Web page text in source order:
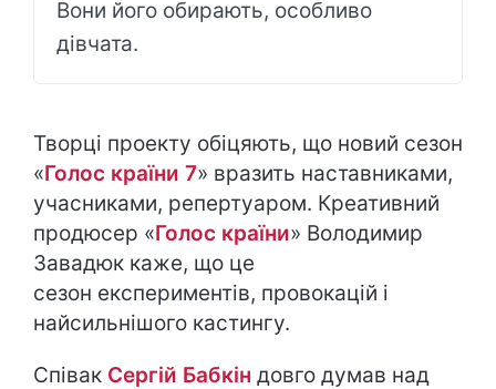
Вони його обирають, особливо
дівчата.
Творці проекту обіцяють, що новий сезон
«Голос країни 7» вразить наставниками,
учасниками, репертуаром. Креативний
продюсер «Голос країни» Володимир
Завадюк каже, що це
сезон експериментів, провокацій і
найсильнішого кастингу.
Співак Сергій Бабкін довго думав над